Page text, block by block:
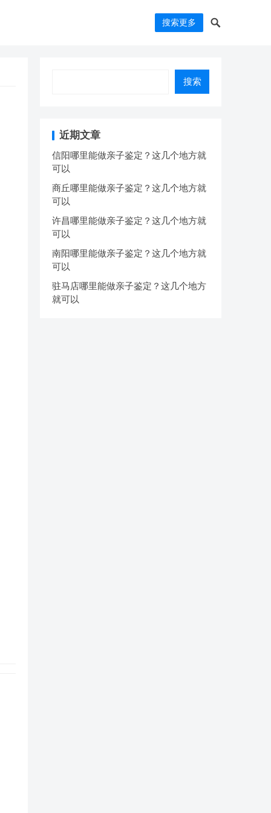
搜索更多
搜索
近期文章
信阳哪里能做亲子鉴定？这几个地方就
可以
商丘哪里能做亲子鉴定？这几个地方就
可以
许昌哪里能做亲子鉴定？这几个地方就
可以
南阳哪里能做亲子鉴定？这几个地方就
可以
驻马店哪里能做亲子鉴定？这几个地方
就可以